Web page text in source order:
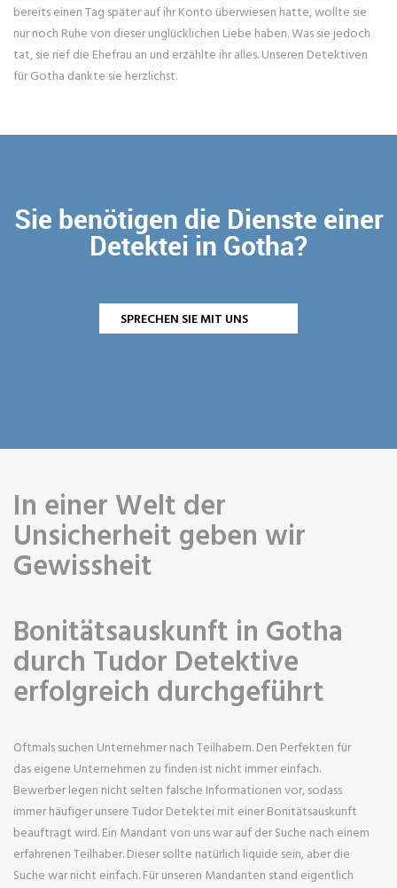
bereits einen Tag später auf ihr Konto überwiesen hatte, wollte sie
nur noch Ruhe von dieser unglücklichen Liebe haben. Was sie jedoch
tat, sie rief die Ehefrau an und erzählte ihr alles. Unseren Detektiven
für Gotha dankte sie herzlichst.
Sie benötigen die Dienste einer
Detektei in Gotha?
SPRECHEN SIE MIT UNS
In einer Welt der
Unsicherheit geben wir
Gewissheit
Bonitätsauskunft in Gotha
durch Tudor Detektive
erfolgreich durchgeführt
Oftmals suchen Unternehmer nach Teilhabern. Den Perfekten für
das eigene Unternehmen zu finden ist nicht immer einfach.
Bewerber legen nicht selten falsche Informationen vor, sodass
immer häufiger unsere Tudor Detektei mit einer Bonitätsauskunft
beauftragt wird. Ein Mandant von uns war auf der Suche nach einem
erfahrenen Teilhaber. Dieser sollte natürlich liquide sein, aber die
Suche war nicht einfach. Für unseren Mandanten stand eigentlich